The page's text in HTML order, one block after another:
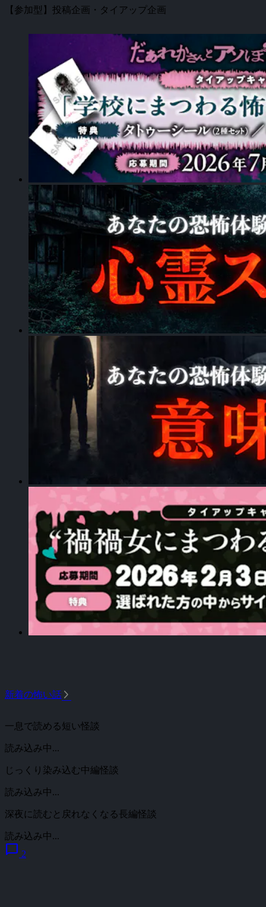
【参加型】投稿企画・タイアップ企画
新着の怖い話 arrow_forward_ios
一息で読める短い怪談
読み込み中...
じっくり染み込む中編怪談
読み込み中...
深夜に読むと戻れなくなる長編怪談
読み込み中...
chat_bubble 2